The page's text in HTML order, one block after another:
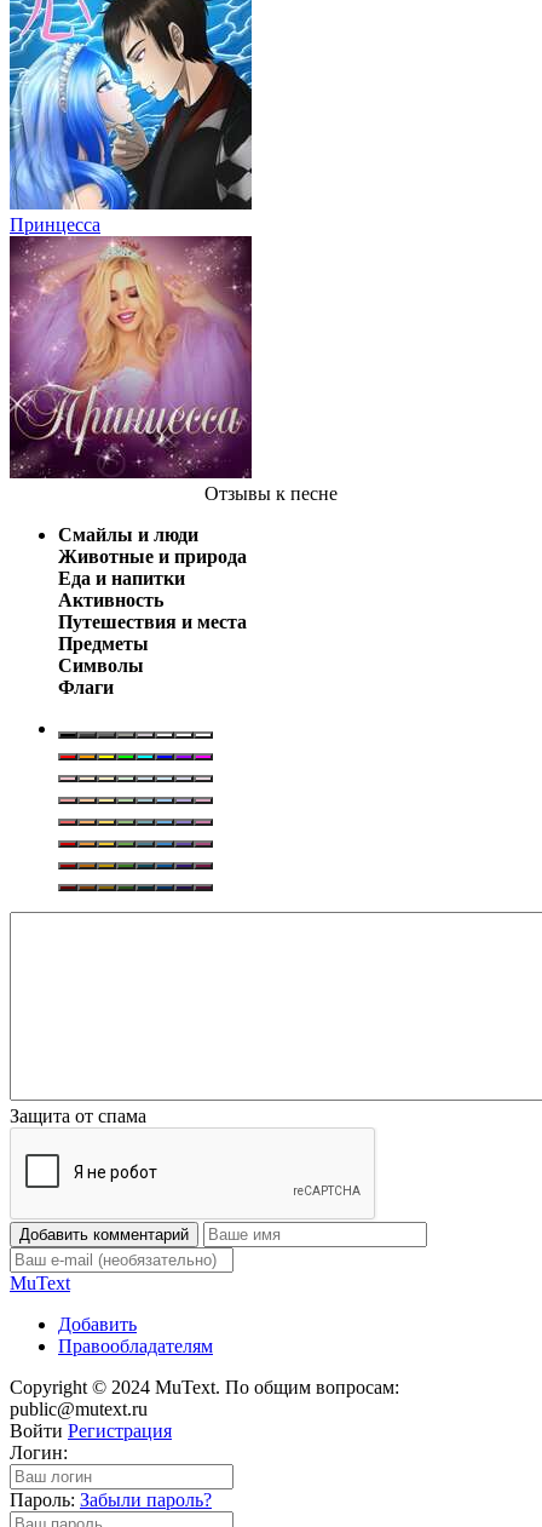
Принцесса
Отзывы к песне
Смайлы и люди
Животные и природа
Еда и напитки
Активность
Путешествия и места
Предметы
Символы
Флаги
Защита от спама
Добавить комментарий
MuText
Добавить
Правообладателям
Copyright © 2024 MuText. По общим вопросам:
public@mutext.ru
Войти Регистрация
Логин:
Пароль: Забыли пароль?